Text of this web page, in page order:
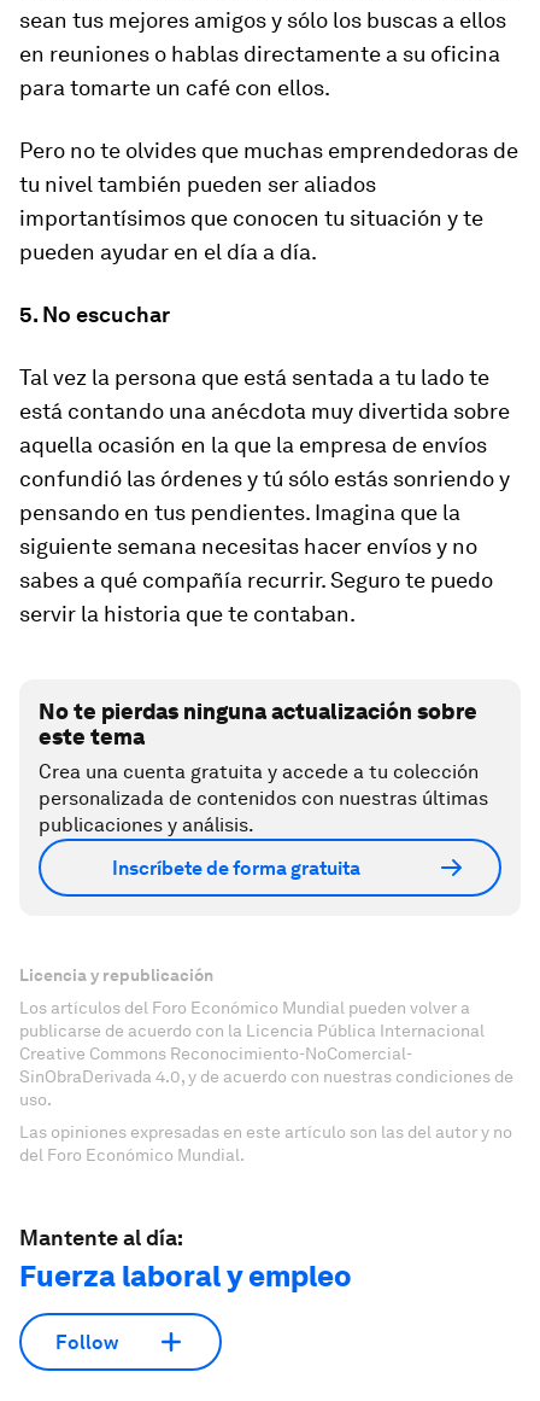
sean tus mejores amigos y sólo los buscas a ellos
en reuniones o hablas directamente a su oficina
para tomarte un café con ellos.
Pero no te olvides que muchas emprendedoras de
tu nivel también pueden ser aliados
importantísimos que conocen tu situación y te
pueden ayudar en el día a día.
5. No escuchar
Tal vez la persona que está sentada a tu lado te
está contando una anécdota muy divertida sobre
aquella ocasión en la que la empresa de envíos
confundió las órdenes y tú sólo estás sonriendo y
pensando en tus pendientes. Imagina que la
siguiente semana necesitas hacer envíos y no
sabes a qué compañía recurrir. Seguro te puedo
servir la historia que te contaban.
No te pierdas ninguna actualización sobre
este tema
Crea una cuenta gratuita y accede a tu colección
personalizada de contenidos con nuestras últimas
publicaciones y análisis.
Inscríbete de forma gratuita
Licencia y republicación
Los artículos del Foro Económico Mundial pueden volver a
publicarse de acuerdo con la Licencia Pública Internacional
Creative Commons Reconocimiento-NoComercial-
SinObraDerivada 4.0, y de acuerdo con nuestras condiciones de
uso.
Las opiniones expresadas en este artículo son las del autor y no
del Foro Económico Mundial.
Mantente al día:
Fuerza laboral y empleo
Follow